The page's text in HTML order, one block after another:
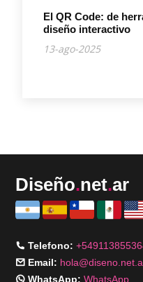
El QR Code: de
diseño interactivo
13-ago-2025
Diseño.net.ar
Telefono:
Email:
WhatsApp: WhatsApp